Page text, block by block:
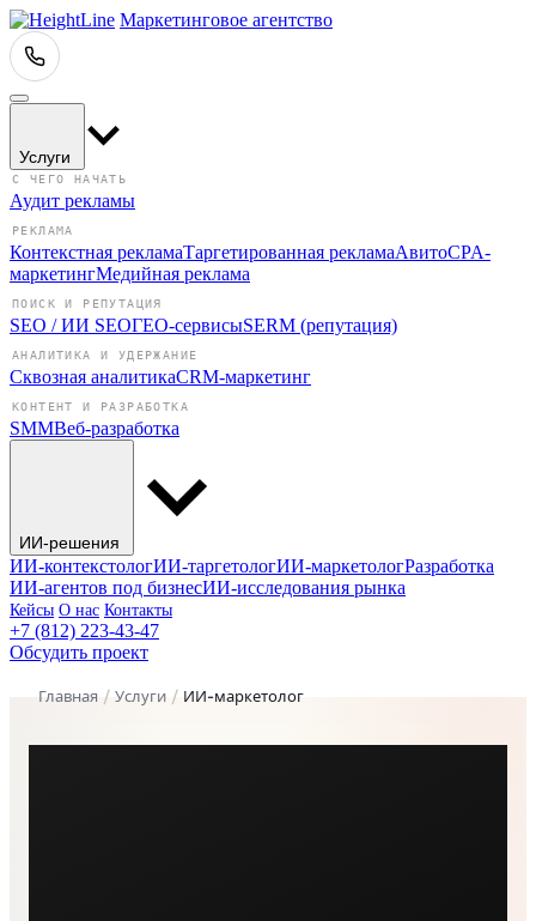
Маркетинговое агентство
Услуги
С ЧЕГО НАЧАТЬ
Аудит рекламы
РЕКЛАМА
Контекстная рекламаТаргетированная рекламаАвитоCPA-
маркетингМедийная реклама
ПОИСК И РЕПУТАЦИЯ
SEO / ИИ SEOГЕО-сервисыSERM (репутация)
АНАЛИТИКА И УДЕРЖАНИЕ
Сквозная аналитикаCRM-маркетинг
КОНТЕНТ И РАЗРАБОТКА
SMMВеб-разработка
ИИ-решения
ИИ-контекстологИИ-таргетологИИ-маркетологРазработка
ИИ-агентов под бизнесИИ-исследования рынка
Кейсы О нас Контакты
+7 (812) 223-43-47
Обсудить проект
Главная / Услуги / ИИ-маркетолог